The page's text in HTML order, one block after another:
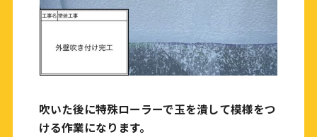
吹いた後に特殊ローラーで玉を潰して模様をつ
ける作業になります。